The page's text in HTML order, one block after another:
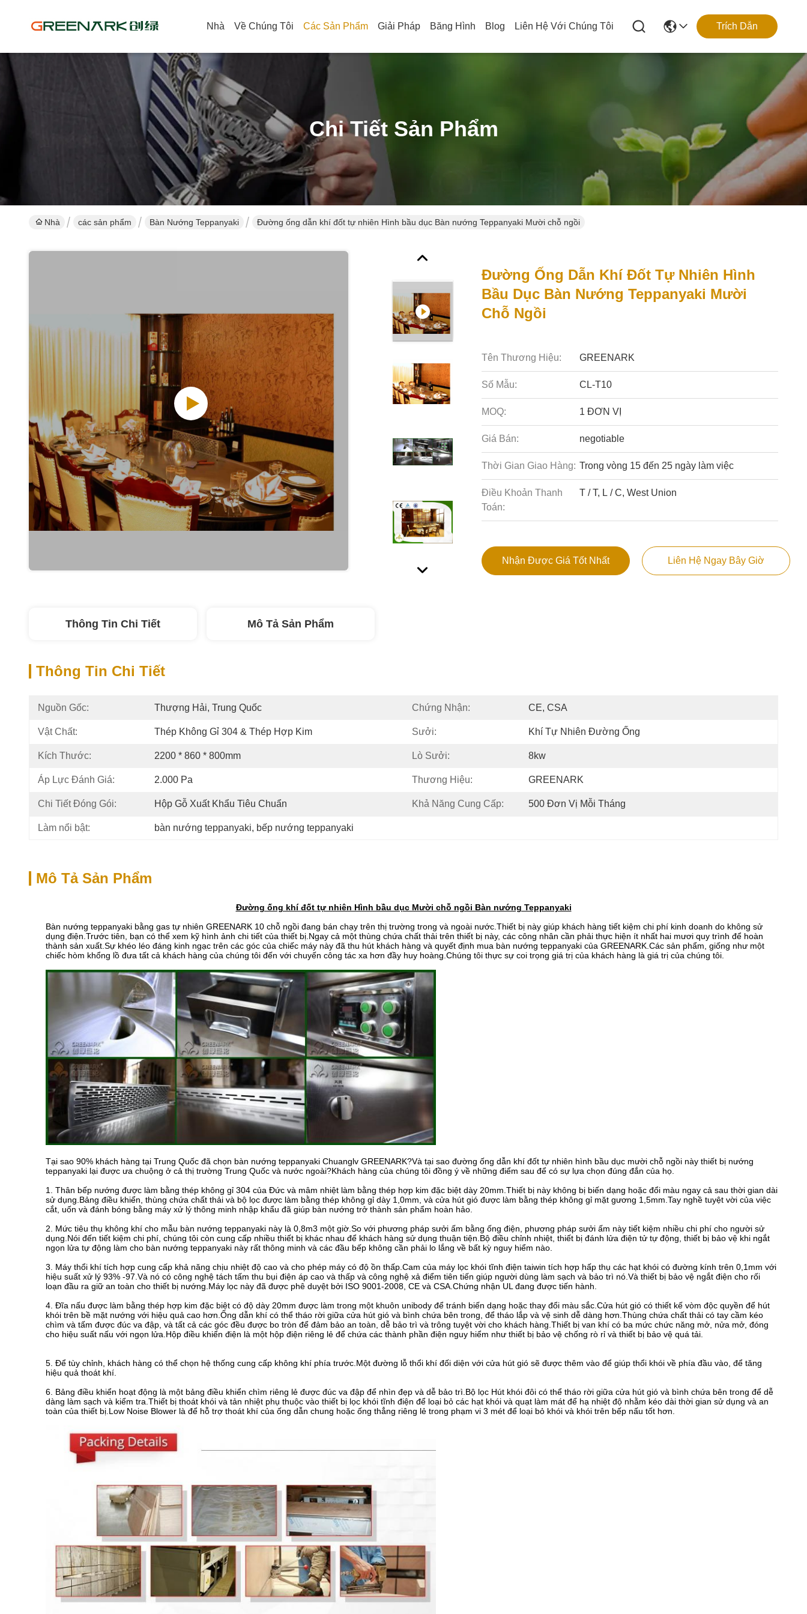
Nhà Về Chúng Tôi Các Sản Phẩm Giải Pháp Băng Hình Blog Liên Hệ Với Chúng Tôi Trích Dẫn
Chi Tiết Sản Phẩm
Nhà các sản phẩm Bàn Nướng Teppanyaki Đường ống dẫn khí đốt tự nhiên Hình bầu dục Bàn nướng Teppanyaki Mười chỗ ngồi
Đường Ống Dẫn Khí Đốt Tự Nhiên Hình
Bầu Dục Bàn Nướng Teppanyaki Mười
Chỗ Ngồi
Tên Thương Hiệu: GREENARK
Số Mẫu: CL-T10
MOQ: 1 ĐƠN VỊ
Giá Bán: negotiable
Thời Gian Giao Hàng: Trong vòng 15 đến 25 ngày làm việc
Điều Khoản Thanh
Toán:
T / T, L / C, West Union
Nhận Được Giá Tốt Nhất Liên Hệ Ngay Bây Giờ
Thông Tin Chi Tiết Mô Tả Sản Phẩm
Thông Tin Chi Tiết
Nguồn Gốc: Thượng Hải, Trung Quốc Chứng Nhận: CE, CSA
Vật Chất: Thép Không Gỉ 304 & Thép Hợp Kim Sưởi: Khí Tự Nhiên Đường Ống
Kích Thước: 2200 * 860 * 800mm Lò Sưởi: 8kw
Áp Lực Đánh Giá: 2.000 Pa Thương Hiệu: GREENARK
Chi Tiết Đóng Gói: Hộp Gỗ Xuất Khẩu Tiêu Chuẩn Khả Năng Cung Cấp: 500 Đơn Vị Mỗi Tháng
Làm nổi bật: bàn nướng teppanyaki, bếp nướng teppanyaki
Mô Tả Sản Phẩm
Đường ống khí đốt tự nhiên Hình bầu dục Mười chỗ ngồi Bàn nướng Teppanyaki
Bàn nướng teppanyaki bằng gas tự nhiên GREENARK 10 chỗ ngồi đang bán chạy trên thị trường trong và ngoài nước.Thiết bị này giúp khách hàng tiết kiệm chi phí kinh doanh do không sử
dụng điện.Trước tiên, bạn có thể xem kỹ hình ảnh chi tiết của thiết bị.Ngay cả một thùng chứa chất thải trên thiết bị này, các công nhân cần phải thực hiện ít nhất hai mươi quy trình để hoàn
thành sản xuất.Sự khéo léo đáng kinh ngạc trên các góc của chiếc máy này đã thu hút khách hàng và quyết định mua bàn nướng teppanyaki của GREENARK.Các sản phẩm, giống như một
chiếc hòm khổng lồ đưa tất cả khách hàng của chúng tôi đến với chuyến công tác xa hơn đầy huy hoàng.Chúng tôi thực sự coi trọng giá trị của khách hàng là giá trị của chúng tôi.
Tại sao 90% khách hàng tại Trung Quốc đã chọn bàn nướng teppanyaki Chuanglv GREENARK?Và tại sao đường ống dẫn khí đốt tự nhiên hình bầu dục mười chỗ ngồi này thiết bị nướng
teppanyaki lại được ưa chuộng ở cả thị trường Trung Quốc và nước ngoài?Khách hàng của chúng tôi đồng ý về những điểm sau để có sự lựa chọn đúng đắn của họ.
1. Thân bếp nướng được làm bằng thép không gỉ 304 của Đức và mâm nhiệt làm bằng thép hợp kim đặc biệt dày 20mm.Thiết bị này không bị biến dạng hoặc đổi màu ngay cả sau thời gian dài
sử dụng.Bảng điều khiển, thùng chứa chất thải và bộ lọc được làm bằng thép không gỉ dày 1,0mm, và cửa hút gió được làm bằng thép không gỉ mặt gương 1,5mm.Tay nghề tuyệt vời của việc
cắt, uốn và đánh bóng bằng máy xử lý thông minh nhập khẩu đã giúp bàn nướng trở thành sản phẩm hoàn hảo.
2. Mức tiêu thụ không khí cho mẫu bàn nướng teppanyaki này là 0,8m3 một giờ.So với phương pháp sưởi ấm bằng ống điện, phương pháp sưởi ấm này tiết kiệm nhiều chi phí cho người sử
dụng.Nói đến tiết kiệm chi phí, chúng tôi còn cung cấp nhiều thiết bị khác nhau để khách hàng sử dụng thuận tiện.Bộ điều chỉnh nhiệt, thiết bị đánh lửa điện tử tự động, thiết bị bảo vệ khi ngắt
ngọn lửa tự động làm cho bàn nướng teppanyaki này rất thông minh và các đầu bếp không cần phải lo lắng về bất kỳ nguy hiểm nào.
3. Máy thổi khí tích hợp cung cấp khả năng chịu nhiệt độ cao và cho phép máy có độ ồn thấp.Cam của máy lọc khói tĩnh điện taiwin tích hợp hấp thụ các hạt khói có đường kính trên 0,1mm với
hiệu suất xử lý 93% -97.Và nó có công nghệ tách tấm thu bụi điện áp cao và thấp và công nghệ xả điểm tiên tiến giúp người dùng làm sạch và bảo trì nó.Và thiết bị bảo vệ ngắt điện cho rối
loạn đầu ra giữ an toàn cho thiết bị nướng.Máy lọc này đã được phê duyệt bởi ISO 9001-2008, CE và CSA.Chứng nhận UL đang được tiến hành.
4. Đĩa nấu được làm bằng thép hợp kim đặc biệt có độ dày 20mm được làm trong một khuôn unibody để tránh biến dạng hoặc thay đổi màu sắc.Cửa hút gió có thiết kế vòm độc quyền để hút
khói trên bề mặt nướng với hiệu quả cao hơn.Ống dẫn khí có thể tháo rời giữa cửa hút gió và bình chứa bên trong, để tháo lắp và vệ sinh dễ dàng hơn.Thùng chứa chất thải có tay cầm kéo
chìm và tấm được đúc va đập, và tất cả các góc đều được bo tròn để đảm bảo an toàn, dễ bảo trì và trông tuyệt vời cho khách hàng.Thiết bị van khí có ba mức chức năng mở, nửa mở, đóng
cho hiệu suất nấu với ngọn lửa.Hộp điều khiển điện là một hộp điện riêng lẻ để chứa các thành phần điện nguy hiểm như thiết bị bảo vệ chống rò rỉ và thiết bị bảo vệ quá tải.
5. Để tùy chỉnh, khách hàng có thể chọn hệ thống cung cấp không khí phía trước.Một đường lỗ thổi khí đối diện với cửa hút gió sẽ được thêm vào để giúp thổi khói về phía đầu vào, để tăng
hiệu quả thoát khí.
6. Bảng điều khiển hoạt động là một bảng điều khiển chìm riêng lẻ được đúc va đập để nhìn đẹp và dễ bảo trì.Bộ lọc Hút khói đôi có thể tháo rời giữa cửa hút gió và bình chứa bên trong để dễ
dàng làm sạch và kiểm tra.Thiết bị thoát khói và tản nhiệt phụ thuộc vào thiết bị lọc khói tĩnh điện để loại bỏ các hạt khói và quạt làm mát để hạ nhiệt độ nhằm kéo dài thời gian sử dụng và an
toàn của thiết bị.Low Noise Blower là để hỗ trợ thoát khí của ống dẫn chung hoặc ống thẳng riêng lẻ trong phạm vi 3 mét để loại bỏ khói và khói trên bếp nấu tốt hơn.